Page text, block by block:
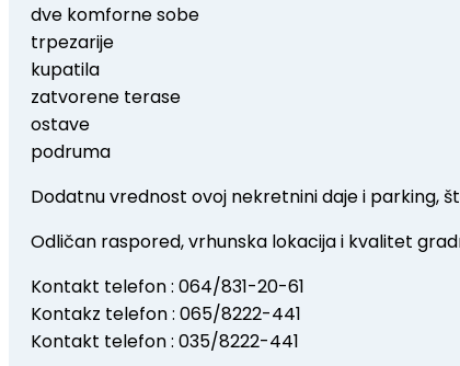
dve komforne sobe
trpezarije
kupatila
zatvorene terase
ostave
podruma
Dodatnu vrednost ovoj nekretnini daje i parking,
Odličan raspored, vrhunska lokacija i kvalitet
Kontakt telefon : 064/831-20-61
Kontakz telefon : 065/8222-441
Kontakt telefon : 035/8222-441